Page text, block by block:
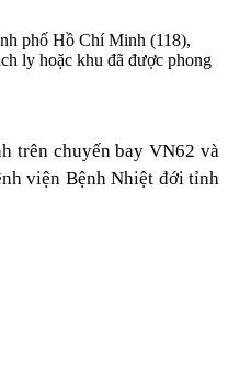
phố Hồ Chí Minh (118),
ly hoặc khu đã được phong
trên chuyến bay VN62 và
viện Bệnh Nhiệt đới tỉnh